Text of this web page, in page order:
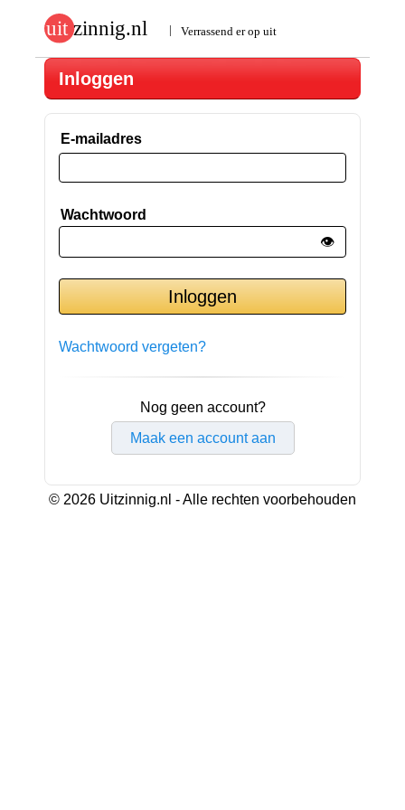
Inloggen
E-mailadres
Wachtwoord
👁️
Wachtwoord vergeten?
Nog geen account?
Maak een account aan
© 2026 Uitzinnig.nl - Alle rechten voorbehouden